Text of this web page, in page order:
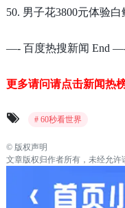
50. 男子花3800元体验
—- 百度热搜新闻 End
更多请问请点击新闻热
# 60秒看世界
© 版权声明
文章版权归作者所有，未经允许